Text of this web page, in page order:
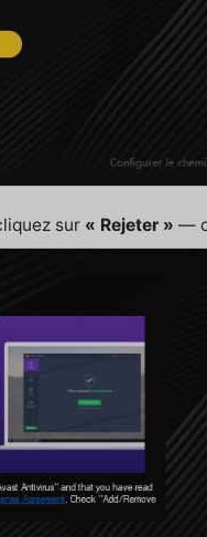
sur « Rejeter » —